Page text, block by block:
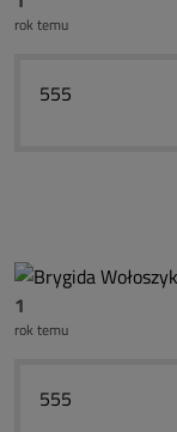
rok temu
555
1
rok temu
555